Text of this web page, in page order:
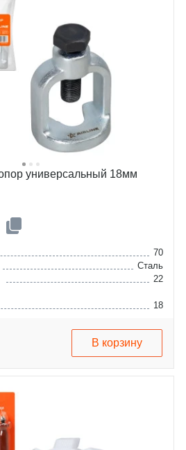
универсальный 18мм
70
Сталь
22
18
В корзину